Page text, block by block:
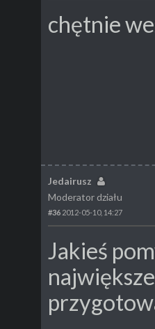
chętnie
Jedairusz
Moderator działu
#36 2012-05-10, 14:27
Jakieś